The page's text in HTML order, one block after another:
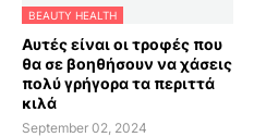
BEAUTY HEALTH
Αυτές είναι οι τροφές που
θα σε βοηθήσουν να χάσεις
πολύ γρήγορα τα περιττά
κιλά
September 02, 2024